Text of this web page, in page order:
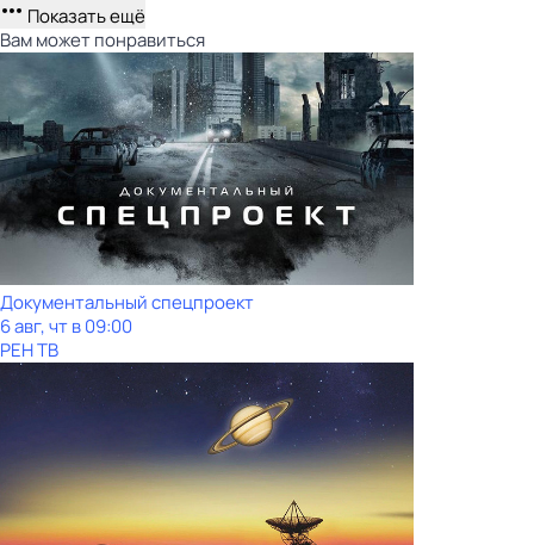
Показать ещё
Вам может понравиться
Документальный спецпроект
6 авг, чт в 09:00
РЕН ТВ